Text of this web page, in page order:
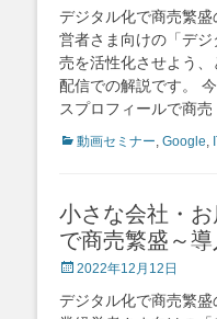
デジタル化で商売繁
営者さま向けの「デ
売を活性化させよう
配信での解説です。
スプロフィールで商売
Categories
動画セミナー, Google,
小さな会社・
で商売繁盛～導
Posted
2022年12月12日
デジタル化で商売繁